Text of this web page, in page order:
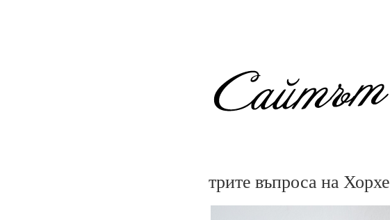
трите въпроса на Хорхе